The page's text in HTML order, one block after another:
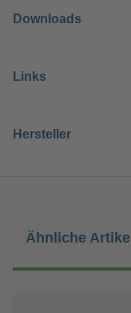
Downloads
Links
Hersteller
Ähnliche Artikel